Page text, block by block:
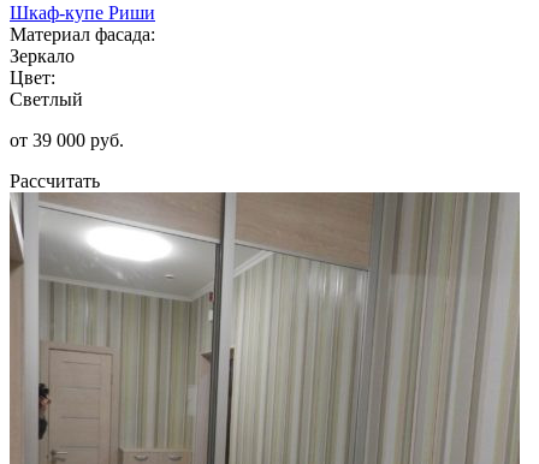
Шкаф-купе Риши
Материал фасада:
Зеркало
Цвет:
Светлый
от 39 000 руб.
Рассчитать